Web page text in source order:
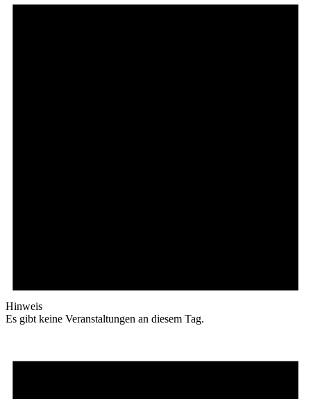
Hinweis
Es gibt keine Veranstaltungen an diesem Tag.